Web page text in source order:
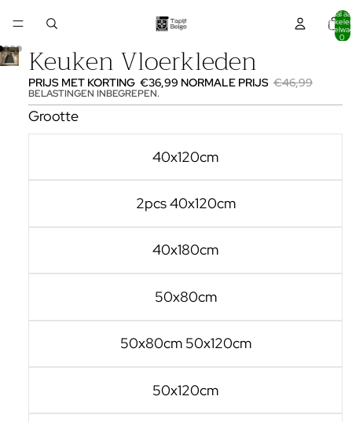
Totaal
0
Keuken Vloerkleden
PRIJS MET KORTING €36,99 NORMALE PRIJS €46,99
BELASTINGEN INBEGREPEN.
Grootte
40x120cm
2pcs 40x120cm
40x180cm
50x80cm
50x80cm 50x120cm
50x120cm